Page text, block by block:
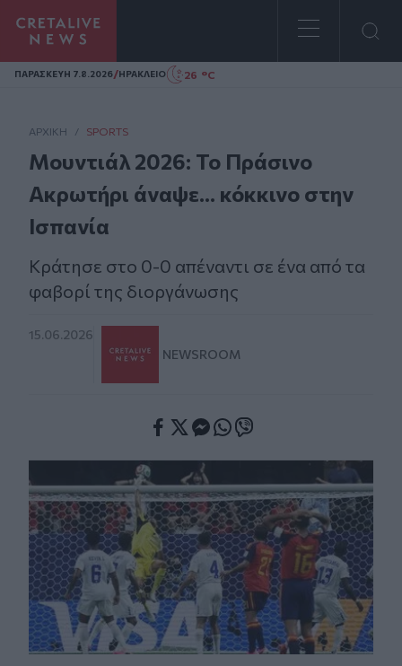
Homepage
ΠΑΡΑΣΚΕΥΗ 7.8.2026/ΗΡΑΚΛΕΙΟ 26 °C
ΑΡΧΙΚΗ / SPORTS
Μουντιάλ 2026: Το Πράσινο
Ακρωτήρι άναψε... κόκκινο στην
Ισπανία
Κράτησε στο 0-0 απέναντι σε ένα από τα
φαβορί της διοργάνωσης
15.06.2026
NEWSROOM